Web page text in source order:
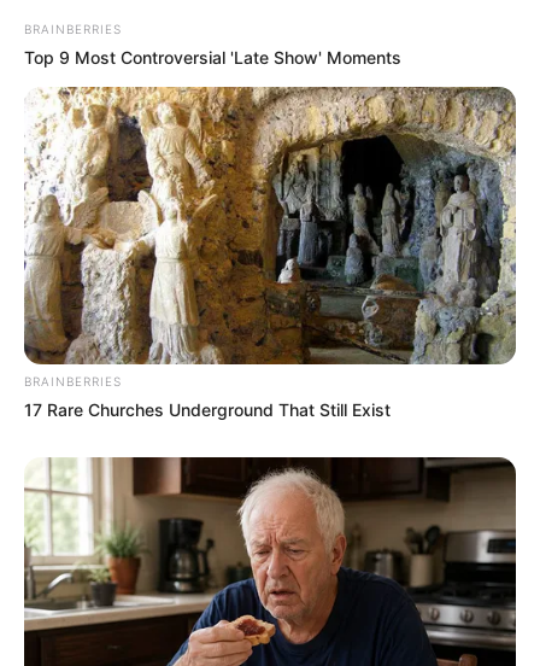
BRAINBERRIES
Top 9 Most Controversial 'Late Show' Moments
BRAINBERRIES
17 Rare Churches Underground That Still Exist